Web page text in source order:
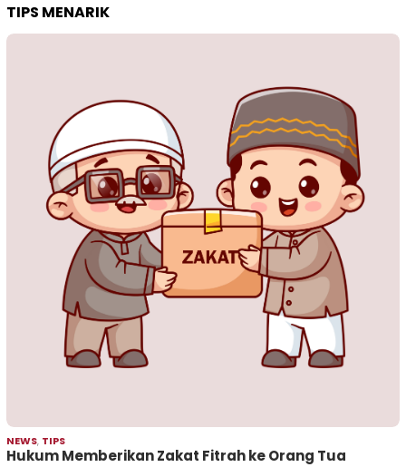
TIPS MENARIK
NEWS, TIPS
Hukum Memberikan Zakat Fitrah ke Orang Tua